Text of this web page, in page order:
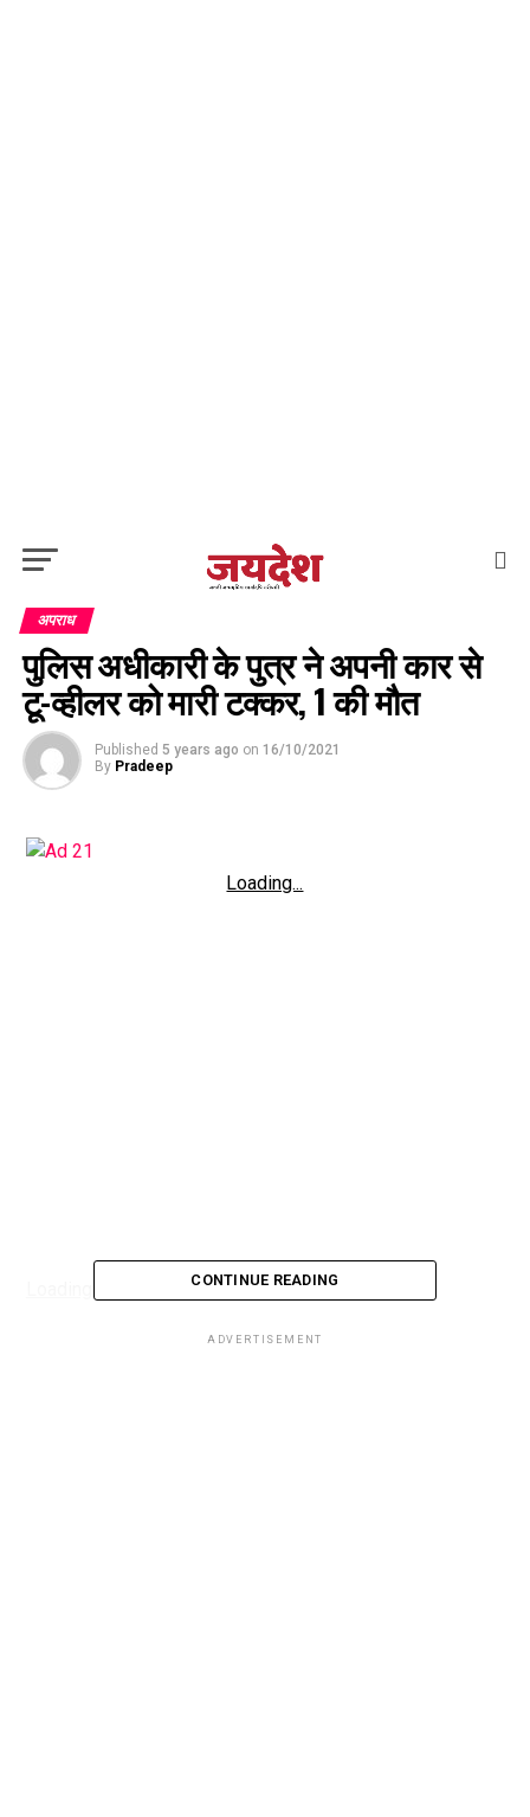
अपराध
पुलिस अधीकारी के पुत्र ने अपनी कार से
टू-व्हीलर को मारी टक्कर, 1 की मौत
Published 5 years ago on 16/10/2021
By Pradeep
Loading...
CONTINUE READING
ADVERTISEMENT